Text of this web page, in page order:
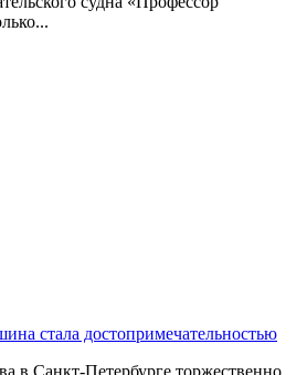
стала достопримечательностью
в Санкт-Петербурге торжественно